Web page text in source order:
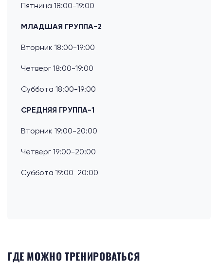
Пятница 18:00-19:00
МЛАДШАЯ ГРУППА-2
Вторник 18:00-19:00
Четверг 18:00-19:00
Суббота 18:00-19:00
СРЕДНЯЯ ГРУППА-1
Вторник 19:00-20:00
Четверг 19:00-20:00
Суббота 19:00-20:00
ГДЕ МОЖНО ТРЕНИРОВАТЬСЯ